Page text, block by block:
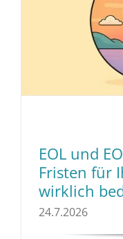
EOL und
Fristen für
wirklich
24.7.2026